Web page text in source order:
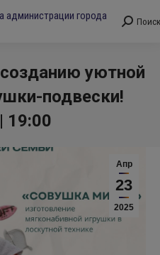
Поиск:
Поиск
уютной
подвески!
19:00
Апр
23
2025